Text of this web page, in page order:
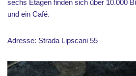
sechs Etagen finden sich über 10.000
und ein Café.
Adresse: Strada Lipscani 55